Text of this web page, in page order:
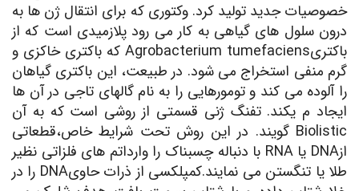
خصوصیات جدید تولید کرد. وکتوری که برای انتقال ژن ها به
درون سلول های گیاهی به کار می رود پلازمیدی است که از
باکتریAgrobacterium tumefaciens که باکتری خاکزی و
گرم منفی استخراج می شود. در طبیعت، این باکتری گیاهان
را آلوده می کند و تومورهایی را به نام گالهای تاجی در آن ها
ایجاد م یکند. تفنگ ژنی قسمتی از روشی است که به آن
Biolistic گویند. در این روش تحت شرایط خاص،قطعاتی
ازDNA یا RNA با دنباله چسبناک را وارداتم های فلزاتی نظیر
طلا یا تنگستن می نمایند.کمپلکسی از ذرات حاویDNA را در